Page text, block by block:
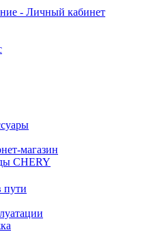
- Личный кабинет
магазин
CHERY